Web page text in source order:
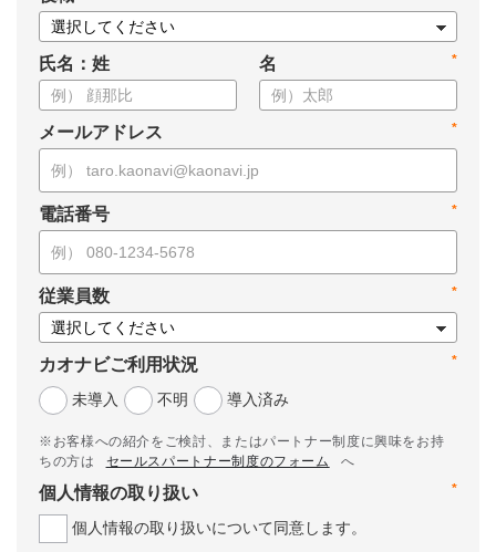
氏名：姓 *
名
*
メールアドレス
*
電話番号
*
従業員数
*
カオナビご利用状況
未導入
不明 導入済み
※お客様への紹介をご検討、またはパートナー制度に興味をお持
ちの方は
セールスパートナー制度のフォーム
へ
*
個人情報の取り扱い
個人情報の取り扱いについて同意します。